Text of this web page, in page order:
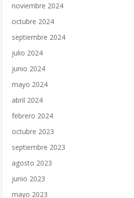
noviembre 2024
octubre 2024
septiembre 2024
julio 2024
junio 2024
mayo 2024
abril 2024
febrero 2024
octubre 2023
septiembre 2023
agosto 2023
junio 2023
mayo 2023